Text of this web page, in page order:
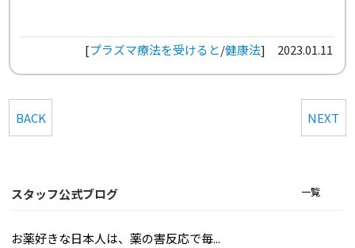
[プラズマ療法を受けると/健康法] 2023.01.11
BACK NEXT
スタッフ公式ブログ 一覧
お薬好きな日本人は、薬の害反応で毎...